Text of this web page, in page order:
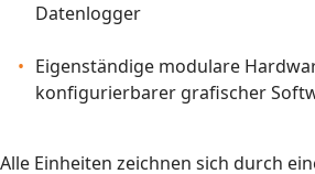
Datenlogger
Eigenständige modulare
konfigurierbarer grafischer
Alle Einheiten zeichnen sich durch